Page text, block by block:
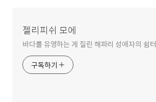
젤리피쉬 모에
바다를 유영하는 게 질린 해파리 성애자의 쉼터
구독하기